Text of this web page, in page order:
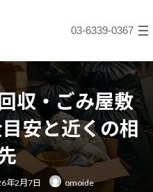
03-6339-0367
収・ごみ屋敷
安と近くの相
年2月7日 omoide